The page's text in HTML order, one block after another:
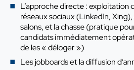
L’approche directe : exploitation
réseaux sociaux (LinkedIn,
salons, et la chasse (pratique
candidats immédiatement
de les « déloger »)
Les jobboards et la diffusion